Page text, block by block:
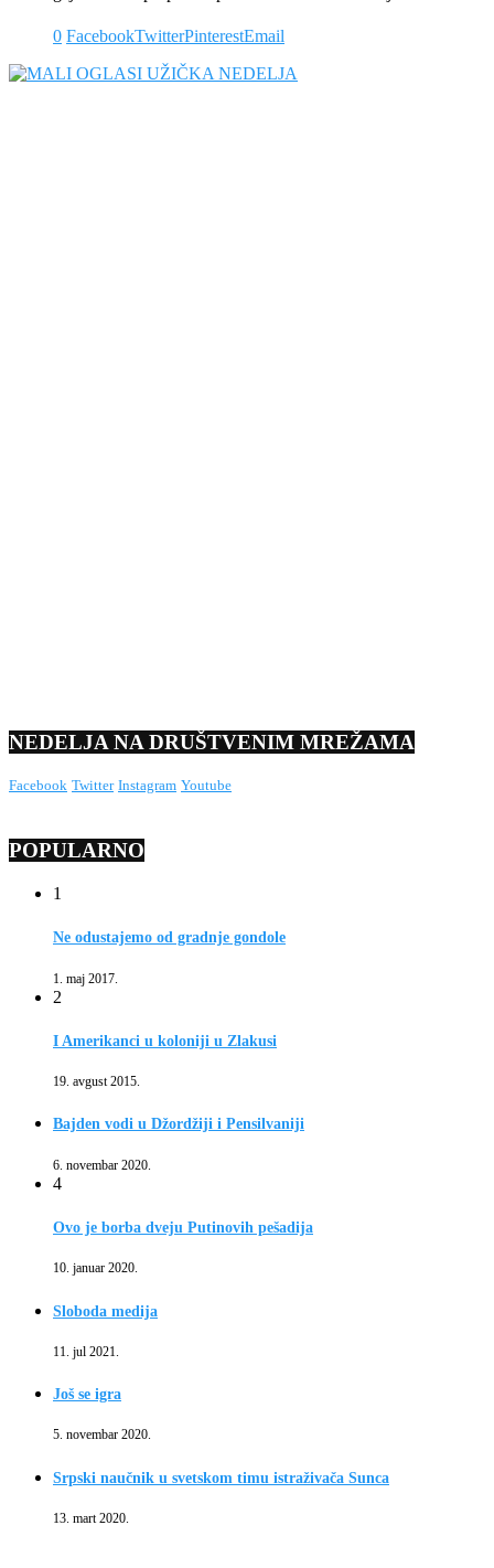
0 FacebookTwitterPinterestEmail
NEDELJA NA DRUŠTVENIM MREŽAMA
Facebook Twitter Instagram Youtube
POPULARNO
1
Ne odustajemo od gradnje gondole
1. maj 2017.
2
I Amerikanci u koloniji u Zlakusi
19. avgust 2015.
Bajden vodi u Džordžiji i Pensilvaniji
6. novembar 2020.
4
Ovo je borba dveju Putinovih pešadija
10. januar 2020.
Sloboda medija
11. jul 2021.
Još se igra
5. novembar 2020.
Srpski naučnik u svetskom timu istraživača Sunca
13. mart 2020.